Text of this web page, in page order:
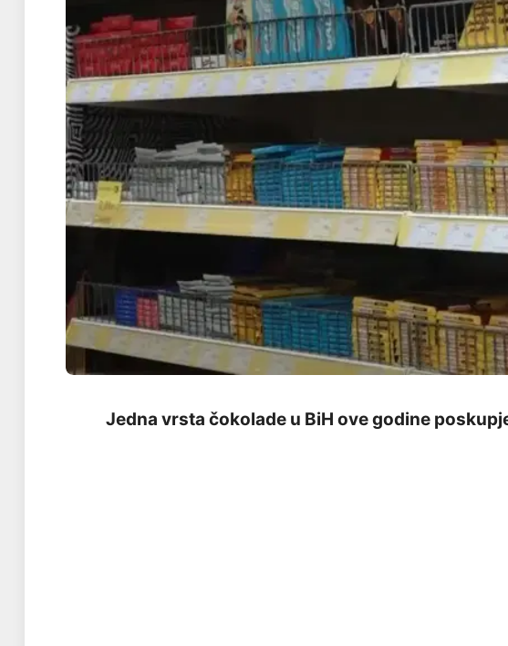
Jedna vrsta čokolade u BiH ove godine